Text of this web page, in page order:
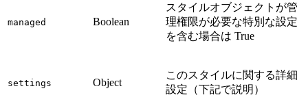
managed Boolean
スタイルオブジェクトが管
理権限が必要な特別な設定
を含む場合は True
settings Object
このスタイルに関する詳細
設定（下記で説明）